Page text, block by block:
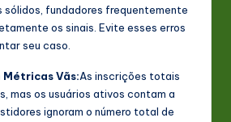
sólidos, fundadores frequentemente
os sinais. Evite esses erros
seu caso.
Métricas Vãs:As inscrições totais
mas os usuários ativos contam a
ignoram o número total de